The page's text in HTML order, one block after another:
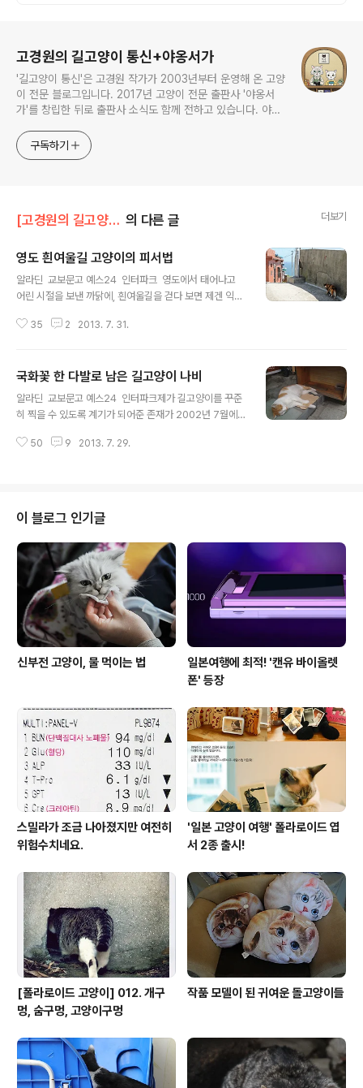
고경원의 길고양이 통신+야옹서가
'길고양이 통신'은 고경원 작가가 2003년부터 운영해 온 고양
이 전문 블로그입니다. 2017년 고양이 전문 출판사 '야옹서
가'를 창립한 뒤로 출판사 소식도 함께 전하고 있습니다. 야옹
면서, 고양이와 반려인의 행복에 도움이 될 책을 만듭니다.
구독하기
[고경원의 길고양이 통신]/[고양이 여행] 한국 의 다른 글 더보기
영도 흰여울길 고양이의 피서법
알라딘 교보문고 예스24 인터파크 영도에서 태어나고
어린 시절을 보낸 까닭에, 흰여울길을 걷다 보면 제겐 익숙
때면 정 많은 어르신이 계신 푸근한 시골 풍경을 떠올리는
니다. 부산은 대한민국 제2의 도시로 손꼽힐 만큼 번화한
도시이기도 하지만, 영도 흰여울길에는 여전히 제 기억 속
의 옛 동네가 남아 있기에 부산을 들를 때마다 즐겨 찾게 된
란 골목 고양이길에서 고양이 가족을 만날 수 없어 아쉬운
35 2 2013. 7. 31.
국화꽃 한 다발로 남은 길고양이 나비
알라딘 교보문고 예스24 인터파크제가 길고양이를 꾸준
히 찍을 수 있도록 계기가 되어준 존재가 2002년 7월에
학생 시절부터 고양이의 추억을 남겨준 곳은 별궁길 고양
원래 집고양이였다가 길에서 살게 된 탓에 사람을 무서워
하지 않았다고 합니다. 나비의 넉살은 경험에서 온 것이겠
죠. 나에게 잘해주는 사람은 믿어도 된다는...그런데 별궁길
매점을 지키던 나비가 세상을 떠났다는 소식을 지난 토요
일에 전해듣고, 그간 나비를 돌봐주신 분이 메일로 보내주
신 사진을 받아보았습니다. 매점 아주머니께 나..
50 9 2013. 7. 29.
이 블로그 인기글
신부전 고양이, 물 먹이는 법
일본여행에 최적! '캔유 바이올렛
폰' 등장
스밀라가 조금 나아졌지만 여전히
위험수치네요.
'일본 고양이 여행' 폴라로이드 엽
서 2종 출시!
[폴라로이드 고양이] 012. 개구
멍, 숨구멍, 고양이구멍
작품 모델이 된 귀여운 돌고양이들